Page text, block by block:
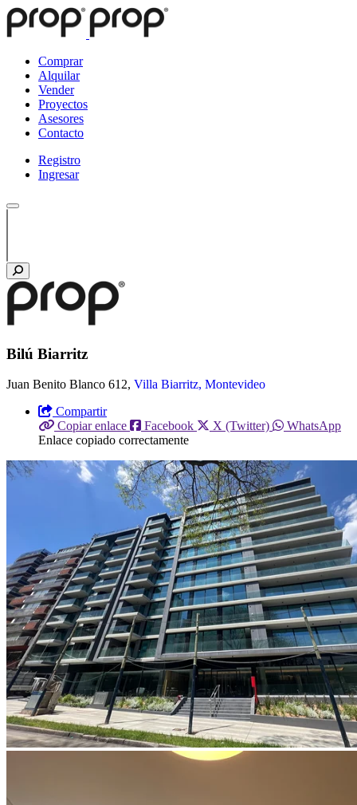
Comprar
Alquilar
Vender
Proyectos
Asesores
Contacto
Registro
Ingresar
Bilú Biarritz
Juan Benito Blanco 612, Villa Biarritz, Montevideo
Compartir
Copiar enlace
Facebook X (Twitter)
WhatsApp
Enlace copiado correctamente